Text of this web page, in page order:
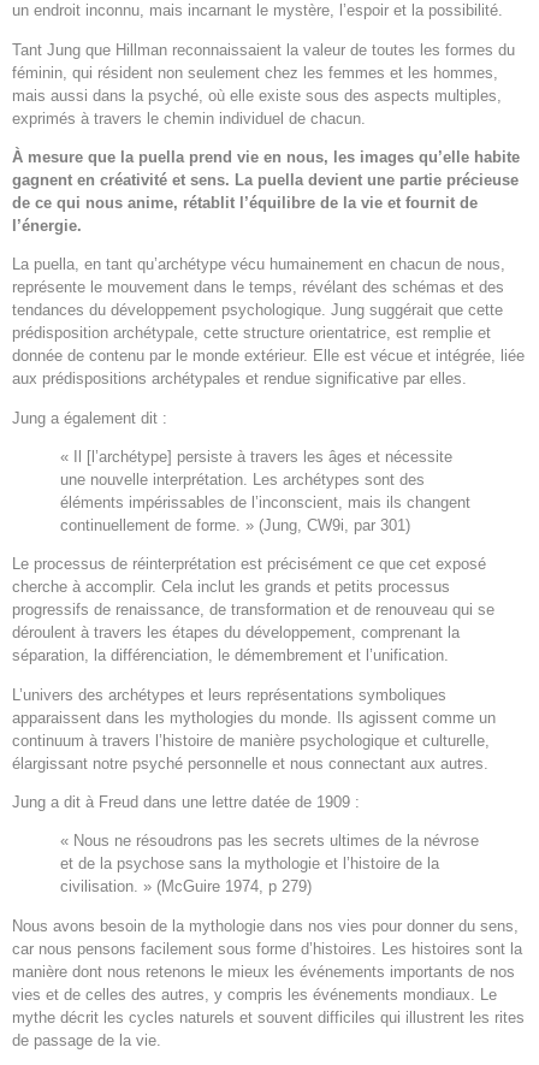
un endroit inconnu, mais incarnant le mystère, l’espoir et la possibilité.
Tant Jung que Hillman reconnaissaient la valeur de toutes les formes du
féminin, qui résident non seulement chez les femmes et les hommes,
mais aussi dans la psyché, où elle existe sous des aspects multiples,
exprimés à travers le chemin individuel de chacun.
À mesure que la puella prend vie en nous, les images qu’elle habite
gagnent en créativité et sens. La puella devient une partie précieuse
de ce qui nous anime, rétablit l’équilibre de la vie et fournit de
l’énergie.
La puella, en tant qu’archétype vécu humainement en chacun de nous,
représente le mouvement dans le temps, révélant des schémas et des
tendances du développement psychologique. Jung suggérait que cette
prédisposition archétypale, cette structure orientatrice, est remplie et
donnée de contenu par le monde extérieur. Elle est vécue et intégrée, liée
aux prédispositions archétypales et rendue significative par elles.
Jung a également dit :
« Il [l’archétype] persiste à travers les âges et nécessite
une nouvelle interprétation. Les archétypes sont des
éléments impérissables de l’inconscient, mais ils changent
continuellement de forme. » (Jung, CW9i, par 301)
Le processus de réinterprétation est précisément ce que cet exposé
cherche à accomplir. Cela inclut les grands et petits processus
progressifs de renaissance, de transformation et de renouveau qui se
déroulent à travers les étapes du développement, comprenant la
séparation, la différenciation, le démembrement et l’unification.
L’univers des archétypes et leurs représentations symboliques
apparaissent dans les mythologies du monde. Ils agissent comme un
continuum à travers l’histoire de manière psychologique et culturelle,
élargissant notre psyché personnelle et nous connectant aux autres.
Jung a dit à Freud dans une lettre datée de 1909 :
« Nous ne résoudrons pas les secrets ultimes de la névrose
et de la psychose sans la mythologie et l’histoire de la
civilisation. » (McGuire 1974, p 279)
Nous avons besoin de la mythologie dans nos vies pour donner du sens,
car nous pensons facilement sous forme d’histoires. Les histoires sont la
manière dont nous retenons le mieux les événements importants de nos
vies et de celles des autres, y compris les événements mondiaux. Le
mythe décrit les cycles naturels et souvent difficiles qui illustrent les rites
de passage de la vie.